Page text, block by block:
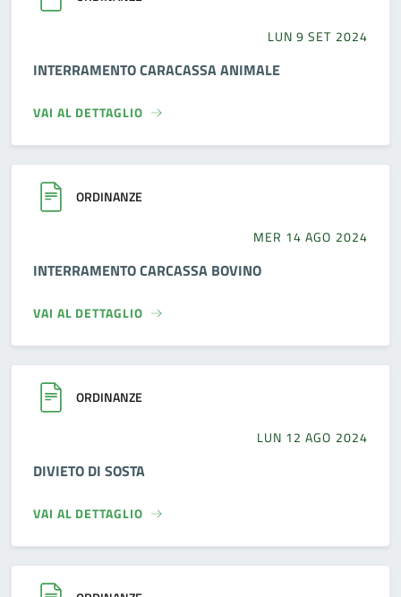
LUN 9 SET 2024
INTERRAMENTO CARACASSA ANIMALE
VAI AL DETTAGLIO
ORDINANZE
MER 14 AGO 2024
INTERRAMENTO CARCASSA BOVINO
VAI AL DETTAGLIO
ORDINANZE
LUN 12 AGO 2024
DIVIETO DI SOSTA
VAI AL DETTAGLIO